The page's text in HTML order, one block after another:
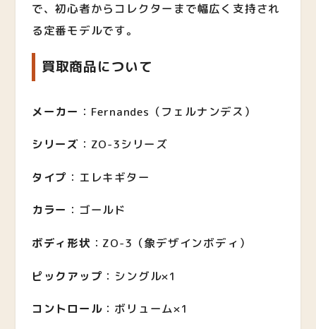
で、初心者からコレクターまで幅広く支持され
る定番モデルです。
買取商品について
メーカー ：Fernandes（フェルナンデス）
シリーズ ：ZO-3シリーズ
タイプ ：エレキギター
カラー ：ゴールド
ボディ形状 ：ZO-3（象デザインボディ）
ピックアップ ：シングル×1
コントロール ：ボリューム×1